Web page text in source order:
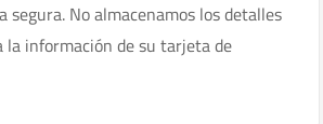
segura. No almacenamos los detalles
la información de su tarjeta de